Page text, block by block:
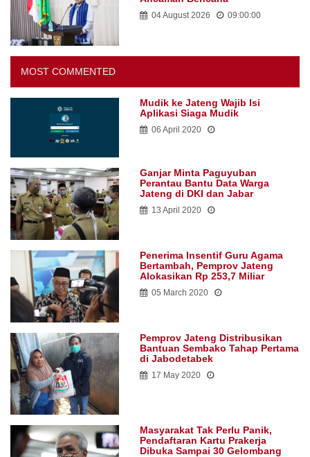
04 August 2026 09:00:00
MOST COMMENTED
Mudik ke Jateng Wajib Isi
Aplikasi Siaga Mudik
06 April 2020
Ganjar Minta Paguyuban
Perantau Bantu Data Warga
Jateng di DKI dan Jabar
13 April 2020
Penerima Insentif Guru Agama
Bertambah, Pemprov Jateng
Alokasikan Rp 253,7 Miliar
05 March 2020
Pemprov Jateng Distribusikan
Bantuan Sembako Tahap Pertama
di Jabodetabek
17 May 2020
Masyarakat Tak Perlu Panik,
Pendaftaran Kartu Prakerja
Dibuka Sampai 30 Gelombang